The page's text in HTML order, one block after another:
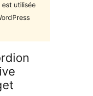
est utilisée